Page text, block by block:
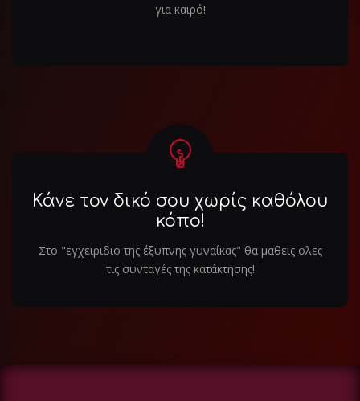
για καιρό!
Κάνε τον δικό σου χωρίς καθόλου
κόπο!
Στο "εγχειριδιο της έξυπνης γυναίκας" θα μαθεις ολες
τις συνταγές της κατάκτησης!